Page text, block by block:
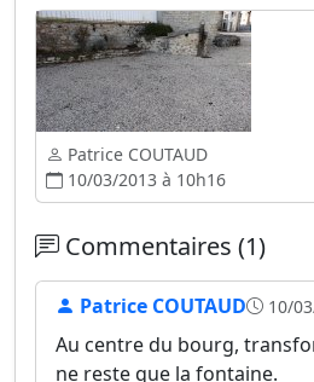
Patrice COUTAUD
10/03/2013 à 10h16
Commentaires (1)
Patrice COUTAUD 10/
Au centre du bourg,
ne reste que la fontaine.